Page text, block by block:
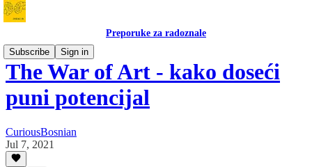
Preporuke za radoznale
Subscribe
Sign in
The War of Art - kako doseći
puni potencijal
CuriousBosnian
Jul 7, 2021